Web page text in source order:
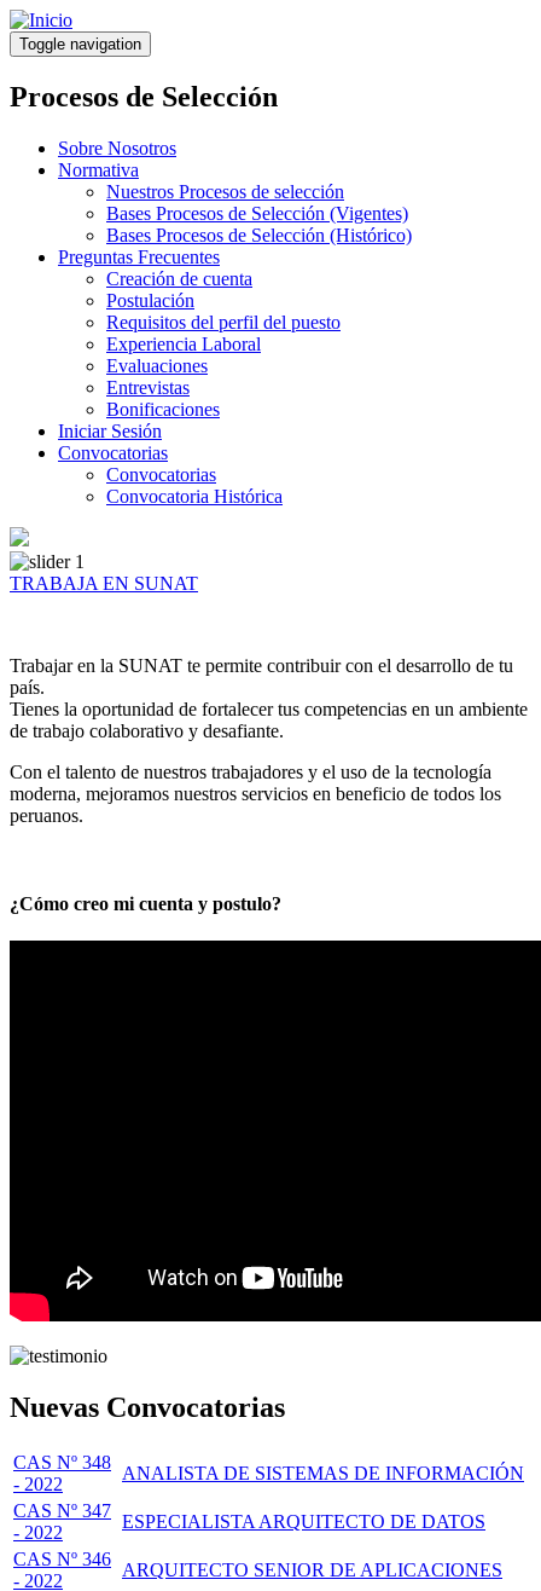
Pasar
al
contenido
principal
Toggle navigation
Procesos de Selección
Sobre Nosotros
Normativa
Nuestros Procesos de selección
Bases Procesos de Selección (Vigentes)
Bases Procesos de Selección (Histórico)
Preguntas Frecuentes
Creación de cuenta
Postulación
Requisitos del perfil del puesto
Experiencia Laboral
Evaluaciones
Entrevistas
Bonificaciones
Iniciar Sesión
Convocatorias
Convocatorias
Convocatoria Histórica
TRABAJA EN SUNAT
Trabajar en la SUNAT te permite contribuir con el desarrollo de tu
país.
Tienes la oportunidad de fortalecer tus competencias en un ambiente
de trabajo colaborativo y desafiante.
Con el talento de nuestros trabajadores y el uso de la tecnología
moderna, mejoramos nuestros servicios en beneficio de todos los
peruanos.
¿Cómo creo mi cuenta y postulo?
Nuevas Convocatorias
CAS Nº 348
- 2022
ANALISTA DE SISTEMAS DE INFORMACIÓN
CAS Nº 347
- 2022
ESPECIALISTA ARQUITECTO DE DATOS
CAS Nº 346
- 2022
ARQUITECTO SENIOR DE APLICACIONES